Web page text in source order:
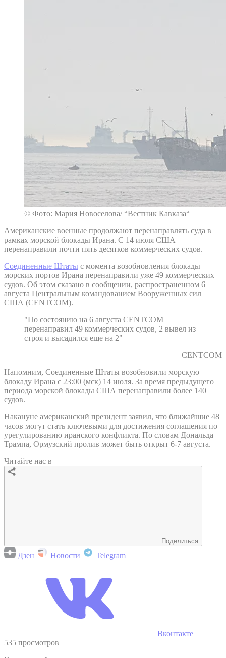
© Фото: Мария Новоселова/ “Вестник Кавказа“
Американские военные продолжают перенаправлять суда в
рамках морской блокады Ирана. С 14 июля США
перенаправили почти пять десятков коммерческих судов.
Соединенные Штаты с момента возобновления блокады
морских портов Ирана перенаправили уже 49 коммерческих
судов. Об этом сказано в сообщении, распространенном 6
августа Центральным командованием Вооруженных сил
США (CENTCOM).
"По состоянию на 6 августа CENTCOM
перенаправил 49 коммерческих судов, 2 вывел из
строя и высадился еще на 2"
– CENTCOM
Напомним, Соединенные Штаты возобновили морскую
блокаду Ирана с 23:00 (мск) 14 июля. За время предыдущего
периода морской блокады США перенаправили более 140
судов.
Накануне американский президент заявил, что ближайшие 48
часов могут стать ключевыми для достижения соглашения по
урегулированию иранского конфликта. По словам Дональда
Трампа, Ормузский пролив может быть открыт 6-7 августа.
Читайте нас в
Поделиться
Дзен Новости Telegram
Вконтакте
535 просмотров